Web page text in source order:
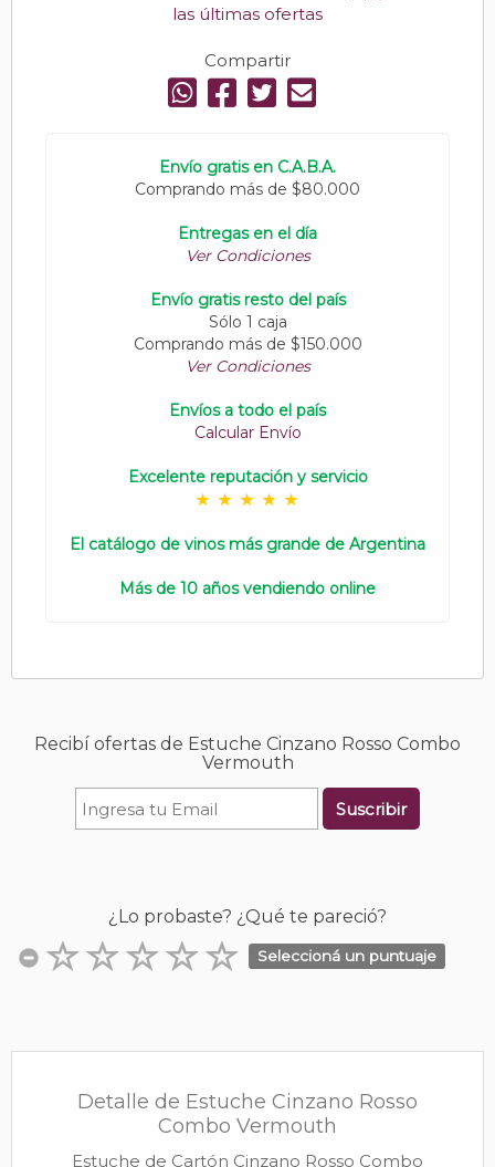
las últimas ofertas
Compartir
Envío gratis en C.A.B.A.
Comprando más de $80.000
Entregas en el día
Ver Condiciones
Envío gratis resto del país
Sólo 1 caja
Comprando más de $150.000
Ver Condiciones
Envíos a todo el país
Calcular Envío
Excelente reputación y servicio
El catálogo de vinos más grande de Argentina
Más de 10 años vendiendo online
Recibí ofertas de Estuche Cinzano Rosso Combo
Vermouth
Suscribir
¿Lo probaste? ¿Qué te pareció?
Seleccioná un puntuaje
Detalle de Estuche Cinzano Rosso
Combo Vermouth
Estuche de Cartón Cinzano Rosso Combo